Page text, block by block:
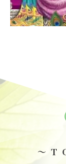
～